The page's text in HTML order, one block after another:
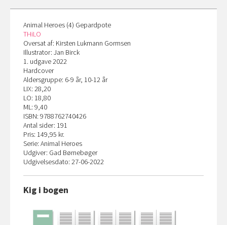
Animal Heroes (4) Gepardpote
THiLO
Oversat af: Kirsten Lukmann Gormsen
Illustrator: Jan Birck
1. udgave 2022
Hardcover
Aldersgruppe: 6-9 år, 10-12 år
LIX: 28,20
LO: 18,80
ML: 9,40
ISBN: 9788762740426
Antal sider: 191
Pris: 149,95 kr.
Serie: Animal Heroes
Udgiver: Gad Børnebøger
Udgivelsesdato: 27-06-2022
Kig i bogen